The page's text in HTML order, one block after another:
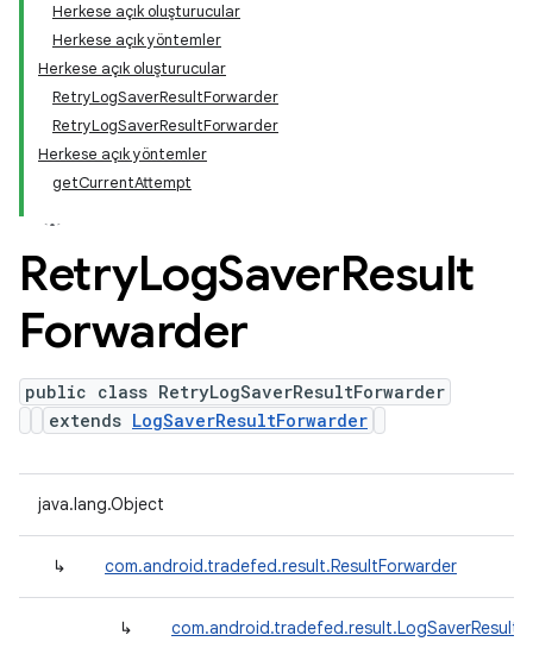
Herkese açık oluşturucular
Herkese açık yöntemler
Herkese açık oluşturucular
RetryLogSaverResultForwarder
RetryLogSaverResultForwarder
Herkese açık yöntemler
getCurrentAttempt
RetryLogSaverResult
Forwarder
public class RetryLogSaverResultForwarder
extends LogSaverResultForwarder
java.lang.Object
↳ com.android.tradefed.result.ResultForwarder
↳